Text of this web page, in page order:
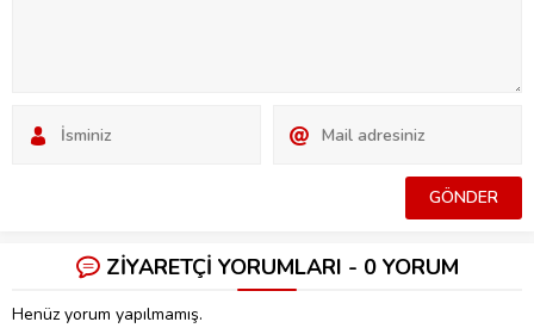
ZİYARETÇİ YORUMLARI - 0 YORUM
Henüz yorum yapılmamış.